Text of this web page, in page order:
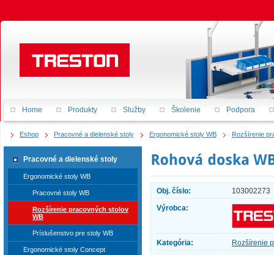
Eshop Pracovné a dielenské stoly Ergonomické stoly WB Rozšírenie
Obj. číslo:
103002273
Výrobca:
Kategória:
Rozšírenie
Pracovné a dielenské stoly
Ergonomické stoly WB
Pracovné stoly WB
Rozšírenie pracovných stolov
WB
Príslušenstvo pre stoly WB
Ergonomické stoly Concept
Home Produkty Služby Školenie Podpora